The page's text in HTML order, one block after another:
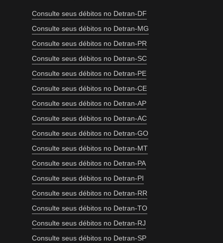
Consulte seus débitos no Detran-DF
Consulte seus débitos no Detran-MG
Consulte seus débitos no Detran-PR
Consulte seus débitos no Detran-SC
Consulte seus débitos no Detran-PE
Consulte seus débitos no Detran-CE
Consulte seus débitos no Detran-AP
Consulte seus débitos no Detran-AC
Consulte seus débitos no Detran-GO
Consulte seus débitos no Detran-MT
Consulte seus débitos no Detran-PA
Consulte seus débitos no Detran-PI
Consulte seus débitos no Detran-RR
Consulte seus débitos no Detran-TO
Consulte seus débitos no Detran-RJ
Consulte seus débitos no Detran-SP